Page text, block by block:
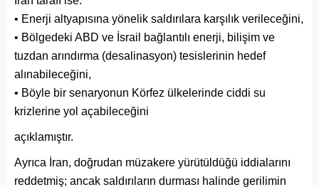
• Enerji altyapısına yönelik saldırılara karşılık verileceğini,
• Bölgedeki ABD ve İsrail bağlantılı enerji, bilişim ve
tuzdan arındırma (desalinasyon) tesislerinin hedef
alınabileceğini,
• Böyle bir senaryonun Körfez ülkelerinde ciddi su
krizlerine yol açabileceğini
açıklamıştır.
Ayrıca İran, doğrudan müzakere yürütüldüğü iddialarını
reddetmiş; ancak saldırıların durması halinde gerilimin